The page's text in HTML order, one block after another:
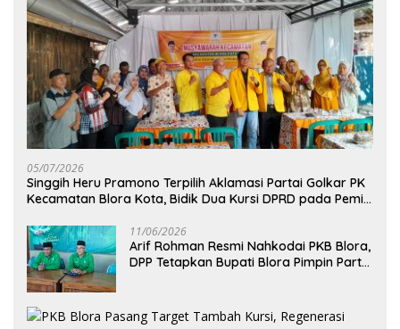
05/07/2026
Singgih Heru Pramono Terpilih Aklamasi Partai Golkar PK
Kecamatan Blora Kota, Bidik Dua Kursi DPRD pada Pemilu
11/06/2026
Arif Rohman Resmi Nahkodai PKB Blora,
DPP Tetapkan Bupati Blora Pimpin Partai